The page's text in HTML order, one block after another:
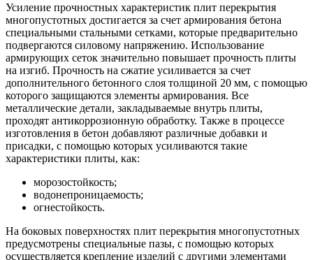
Усиление прочностных характеристик плит перекрытия
многопустотных достигается за счет армирования бетона
специальными стальными сетками, которые предварительно
подвергаются силовому напряжению. Использование
армирующих сеток значительно повышает прочность плиты
на изгиб. Прочность на сжатие усиливается за счет
дополнительного бетонного слоя толщиной 20 мм, с помощью
которого защищаются элементы армирования. Все
металлические детали, закладываемые внутрь плиты,
проходят антикоррозионную обработку. Также в процессе
изготовления в бетон добавляют различные добавки и
присадки, с помощью которых усиливаются такие
характеристики плиты, как:
морозостойкость;
водонепроницаемость;
огнестойкость.
На боковых поверхностях плит перекрытия многопустотных
предусмотрены специальные пазы, с помощью которых
осуществляется крепление изделий с другими элементами